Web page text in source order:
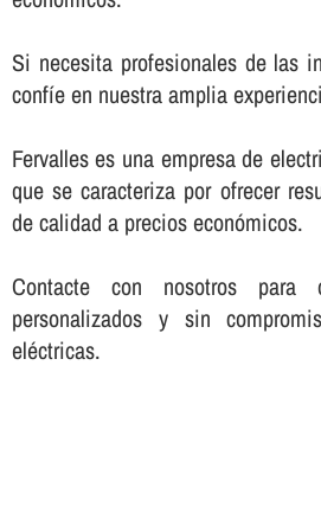
Si necesita profesionales de las
confí­e en nuestra amplia
Fervalles es una empresa de
que se caracteriza por ofrecer
de calidad a precios económicos.
Contacte con nosotros para
personalizados y sin
eléctricas.